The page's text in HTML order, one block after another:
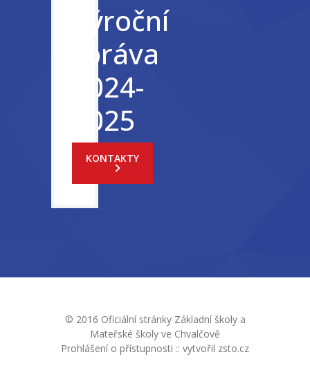
Výroční
zpráva
2024-
2025
KONTAKTY
© 2016 Oficiální stránky Základní školy a
Mateřské školy ve Chvalčově
Prohlášení o přístupnosti :: vytvořil zsto.cz